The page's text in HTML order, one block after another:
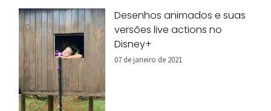
Desenhos animados e suas
versões live actions no
Disney+
07 de janeiro de 2021